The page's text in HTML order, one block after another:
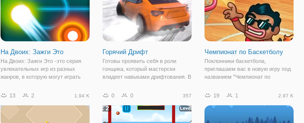
На Двоих: Зажги Это
На Двоих: Зажги Это -это серия
увлекательных игр из разных
жанров, в которую могут играть
уровень - новое задание разной
объединяет неоновый стиль. На
игровом поле
Горячий Дрифт
Готовы проявить себя в роли
гонщика, который мастерски
владеет навыками дрифтования. В
Дрифт" вы получите горячие
впечатляет сама графика, которая
разработана весьма
Чемпионат по Баскетболу
Поклонники баскетбола,
приглашаем вас в новую игру под
названием "Чемпионат по
принимать участие в чемпионате
свою страну. Для начала,
выберите страну, за которую
13 2 1.94 K 0 0 357 19 1 2.97 K